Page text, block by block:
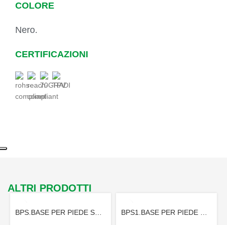
COLORE
Nero.
CERTIFICAZIONI
ALTRI PRODOTTI